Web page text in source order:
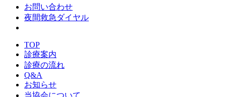
お問い合わせ
夜間救急ダイヤル
TOP
診療案内
診療の流れ
Q&A
お知らせ
当協会について